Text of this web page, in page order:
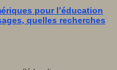
pour l’éducation
quelles recherches